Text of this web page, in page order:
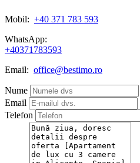
Mobil: +40 371 783 593
WhatsApp:
+40371783593
Email: office@bestimo.ro
Nume
Email
Telefon